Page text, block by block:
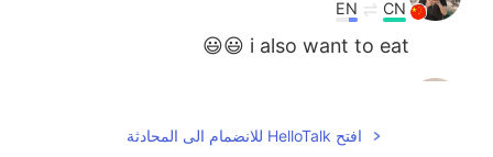
CN
EN
i also want to eat 😃😃
افتح HelloTalk للانضمام الى المحادثة